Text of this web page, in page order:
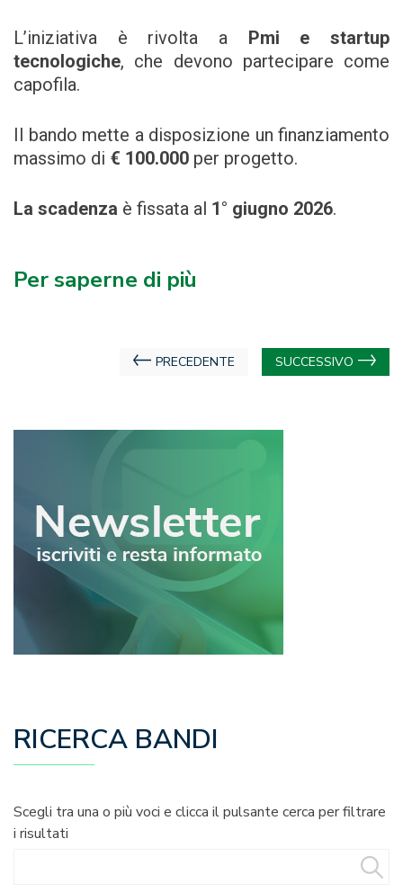
L’iniziativa è rivolta a Pmi e startup
tecnologiche, che devono partecipare come
capofila.
Il bando mette a disposizione un finanziamento
massimo di € 100.000 per progetto.
La scadenza è fissata al 1° giugno 2026.
Per saperne di più
Navigazione
PRECEDENTE SUCCESSIVO
RICERCA BANDI
Scegli tra una o più voci e clicca il pulsante cerca per filtrare
i risultati